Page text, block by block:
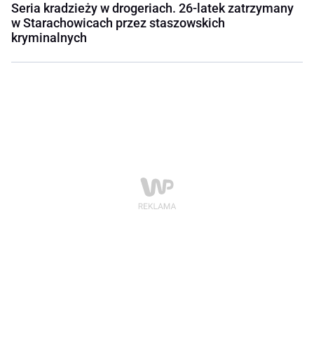
Seria kradzieży w drogeriach. 26-latek zatrzymany
w Starachowicach przez staszowskich
kryminalnych